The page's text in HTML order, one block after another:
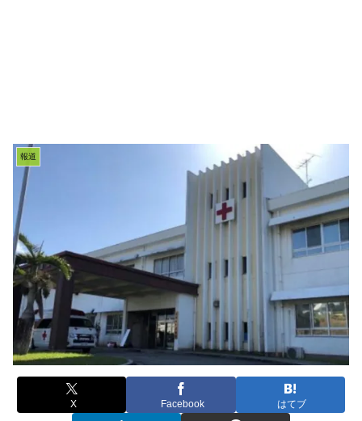
報道
X Facebook はてブ